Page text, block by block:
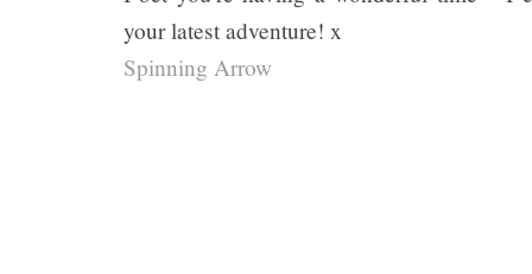
your latest adventure! x
Spinning Arrow